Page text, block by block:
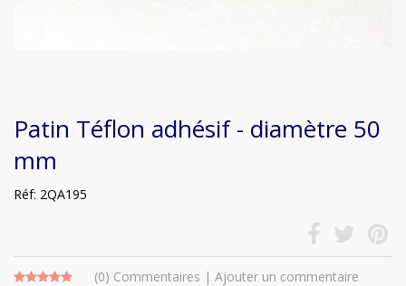
Patin Téflon adhésif - diamètre 50
mm
Réf: 2QA195
(0) Commentaires | Ajouter un commentaire